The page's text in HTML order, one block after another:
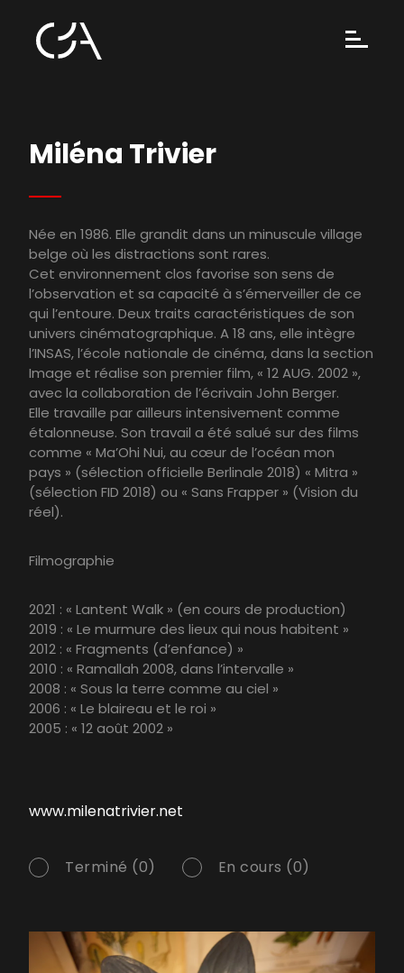
Miléna Trivier
Née en 1986. Elle grandit dans un minuscule village
belge où les distractions sont rares.
Cet environnement clos favorise son sens de
l’observation et sa capacité à s’émerveiller de ce
qui l’entoure. Deux traits caractéristiques de son
univers cinématographique. A 18 ans, elle intègre
l’INSAS, l’école nationale de cinéma, dans la section
Image et réalise son premier film, « 12 AUG. 2002 »,
avec la collaboration de l’écrivain John Berger.
Elle travaille par ailleurs intensivement comme
étalonneuse. Son travail a été salué sur des films
comme « Ma’Ohi Nui, au cœur de l’océan mon
pays » (sélection officielle Berlinale 2018) « Mitra »
(sélection FID 2018) ou « Sans Frapper » (Vision du
réel).
Filmographie
2021 : « Lantent Walk » (en cours de production)
2019 : « Le murmure des lieux qui nous habitent »
2012 : « Fragments (d’enfance) »
2010 : « Ramallah 2008, dans l’intervalle »
2008 : « Sous la terre comme au ciel »
2006 : « Le blaireau et le roi »
2005 : « 12 août 2002 »
www.milenatrivier.net
Terminé (0) En cours (0)